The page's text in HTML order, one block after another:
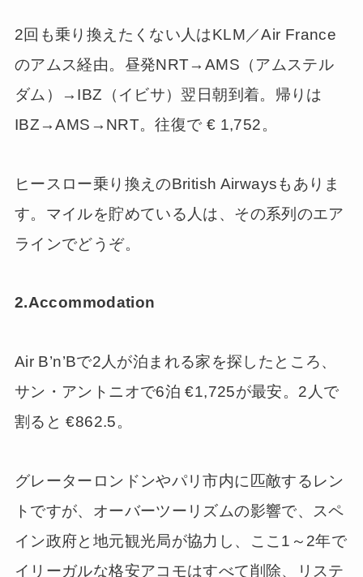
2回も乗り換えたくない人はKLM／Air France
のアムス経由。昼発NRT→AMS（アムステル
ダム）→IBZ（イビサ）翌日朝到着。帰りは
IBZ→AMS→NRT。往復で € 1,752。
ヒースロー乗り換えのBritish Airwaysもありま
す。マイルを貯めている人は、その系列のエア
ラインでどうぞ。
2.Accommodation
Air B’n’Bで2人が泊まれる家を探したところ、
サン・アントニオで6泊 €1,725が最安。2人で
割ると €862.5。
グレーターロンドンやパリ市内に匹敵するレン
トですが、オーバーツーリズムの影響で、スペ
イン政府と地元観光局が協力し、ここ1～2年で
イリーガルな格安アコモはすべて削除、リステ